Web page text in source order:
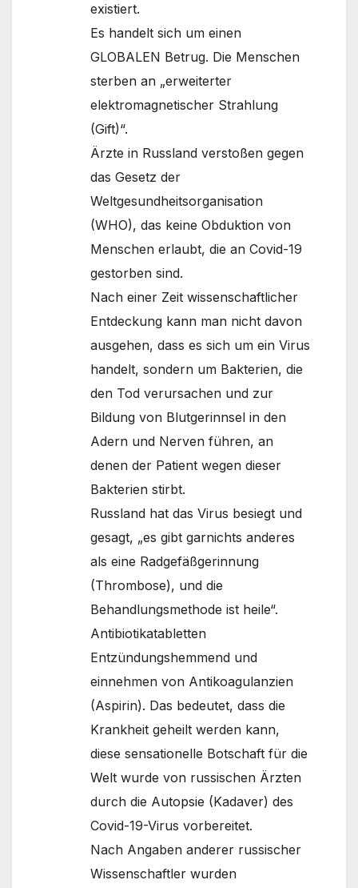
existiert.
Es handelt sich um einen
GLOBALEN Betrug. Die Menschen
sterben an „erweiterter
elektromagnetischer Strahlung
(Gift)“.
Ärzte in Russland verstoßen gegen
das Gesetz der
Weltgesundheitsorganisation
(WHO), das keine Obduktion von
Menschen erlaubt, die an Covid-19
gestorben sind.
Nach einer Zeit wissenschaftlicher
Entdeckung kann man nicht davon
ausgehen, dass es sich um ein Virus
handelt, sondern um Bakterien, die
den Tod verursachen und zur
Bildung von Blutgerinnsel in den
Adern und Nerven führen, an
denen der Patient wegen dieser
Bakterien stirbt.
Russland hat das Virus besiegt und
gesagt, „es gibt garnichts anderes
als eine Radgefäßgerinnung
(Thrombose), und die
Behandlungsmethode ist heile“.
Antibiotikatabletten
Entzündungshemmend und
einnehmen von Antikoagulanzien
(Aspirin). Das bedeutet, dass die
Krankheit geheilt werden kann,
diese sensationelle Botschaft für die
Welt wurde von russischen Ärzten
durch die Autopsie (Kadaver) des
Covid-19-Virus vorbereitet.
Nach Angaben anderer russischer
Wissenschaftler wurden